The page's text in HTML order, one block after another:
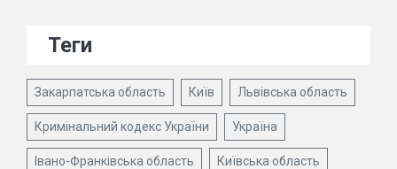
Теги
Закарпатська область Київ Львівська область
Кримінальний кодекс України Україна
Івано-Франківська область Київська область